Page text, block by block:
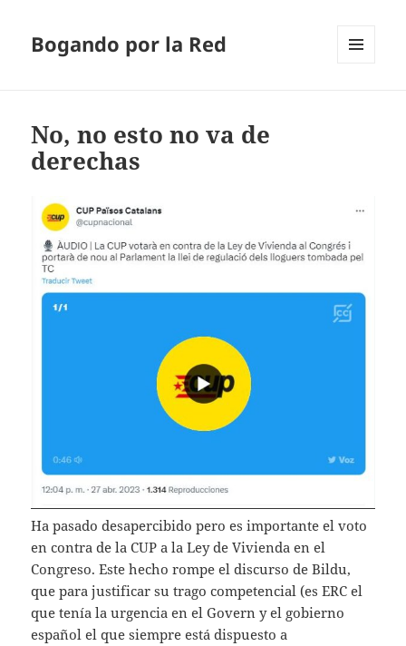
Bogando por la Red
No, no esto no va de
derechas
Ha pasado desapercibido pero es importante el voto
en contra de la CUP a la Ley de Vivienda en el
Congreso. Este hecho rompe el discurso de Bildu,
que para justificar su trago competencial (es ERC el
que tenía la urgencia en el Govern y el gobierno
español el que siempre está dispuesto a